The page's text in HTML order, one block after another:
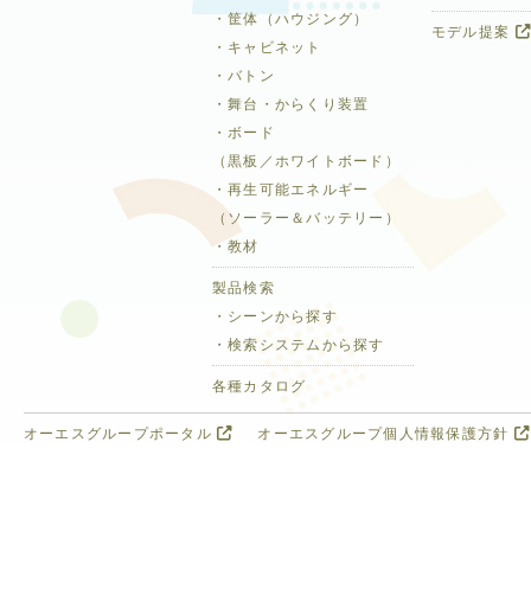
モデル提案
・筐体（ハウジング）
・キャビネット
・バトン
・舞台・からくり装置
・ボード
（黒板／ホワイトボード）
・再生可能エネルギー
（ソーラー＆バッテリー）
・教材
製品検索
・シーンから探す
・検索システムから探す
各種カタログ
オーエスグループポータル オーエスグループ個人情報保護方針